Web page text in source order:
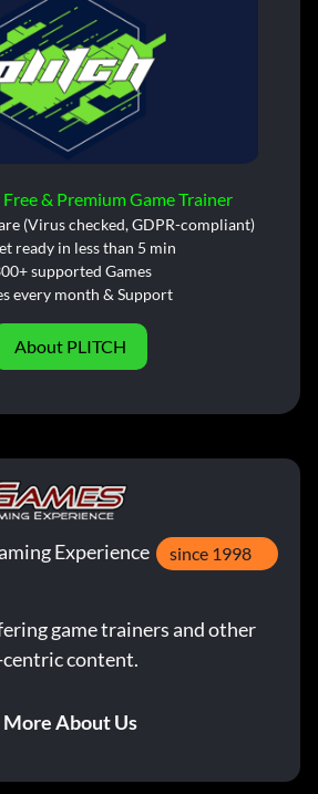
& Premium Game Trainer
(Virus checked, GDPR-compliant)
ready in less than 5 min
supported Games
every month & Support
About PLITCH
Experience since 1998
game trainers and other
content.
More About Us